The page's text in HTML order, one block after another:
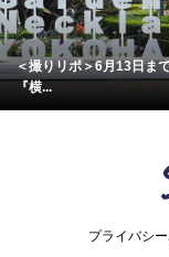
＜撮りリポ＞6月13日ま
『横...
プライバシ